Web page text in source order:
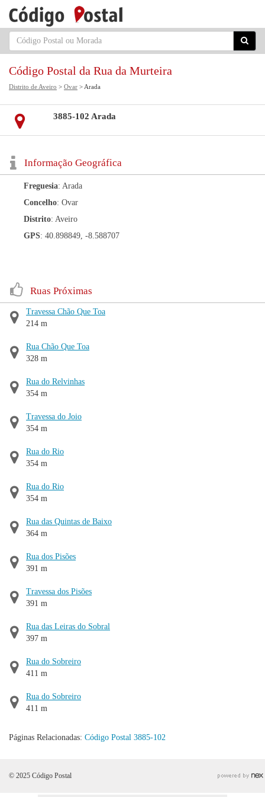
Código Postal da Rua da Murteira
Distrito de Aveiro > Ovar > Arada
3885-102 Arada
Informação Geográfica
Freguesia: Arada
Concelho: Ovar
Distrito: Aveiro
GPS: 40.898849, -8.588707
Ruas Próximas
Travessa Chão Que Toa
214 m
Rua Chão Que Toa
328 m
Rua do Relvinhas
354 m
Travessa do Joio
354 m
Rua do Rio
354 m
Rua do Rio
354 m
Rua das Quintas de Baixo
364 m
Rua dos Pisões
391 m
Travessa dos Pisões
391 m
Rua das Leiras do Sobral
397 m
Rua do Sobreiro
411 m
Rua do Sobreiro
411 m
Páginas Relacionadas: Código Postal 3885-102
© 2025 Código Postal